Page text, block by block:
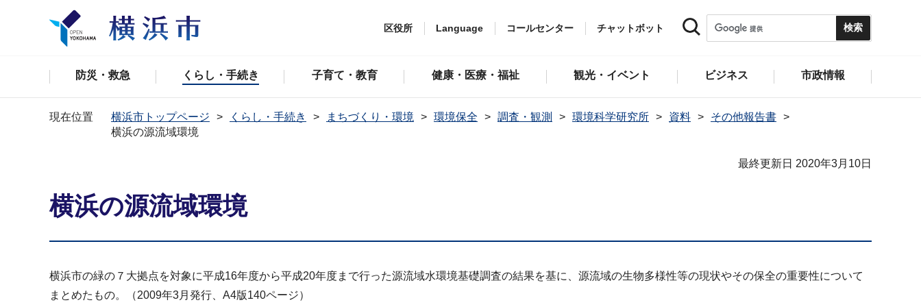
区役所 Language コールセンター チャットボット
防災・救急 くらし・手続き 子育て・教育 健康・医療・福祉 観光・イベント ビジネス 市政情報
現在位置 横浜市トップページ くらし・手続き まちづくり・環境 環境保全 調査・観測 環境科学研究所 資料
その他報告書
横浜の源流域環境
最終更新日 2020年3月10日
横浜の源流域環境
横浜市の緑の７大拠点を対象に平成16年度から平成20年度まで行った源流域水環境基礎調査の結果を基に、源流域の生物多様性等の現状やその保全の重要性について
まとめたもの。（2009年3月発行、A4版140ページ）